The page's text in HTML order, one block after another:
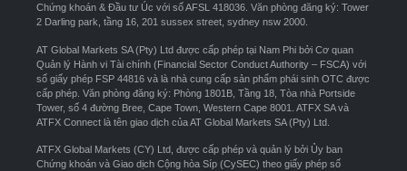
Chứng khoán & Đầu tư Úc với số AFSL 418036. Văn phòng đăng ký: Tower
2 Darling park, tầng 16, 201 sussex street, sydney nsw 2000.
AT Global Markets SA (Pty) Ltd được cấp phép tại Nam Phi bởi Cơ quan
Quản lý Hành vi Tài chính (Financial Sector Conduct Authority – FSCA) với
số giấy phép FSP 44816 và là nhà cung cấp sản phẩm phái sinh OTC được
cấp phép. Văn phòng đăng ký: Phòng 1801B, Tầng 18, Tòa nhà Portside
Tower, số 4 đường Bree, Cape Town, Western Cape 8001. ATFX SA và
ATFX Connect là tên giao dịch của AT Global Markets SA (Pty) Ltd.
ATFX Global Markets (CY) Ltd, được cấp phép và quản lý bởi Ủy ban
Chứng khoán và Giao dịch Cộng hòa Síp (CySEC) theo giấy phép số